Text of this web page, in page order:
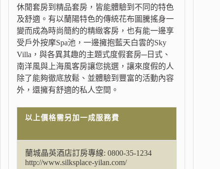
休閒套房到精品套房，皆能體驗到不同的特色
及舒適。有以蘭陽特色的傳統花布圖騰搖身一
變而成為時尚簡約的精緻客房，也有能一邊享
受戶外按摩Spa池，一邊擁抱藍天白雲的Sky
Villa，與各異其趣的主題式度假套房─日式、
南洋風與上海風客房讓您挑選，讓來度假的人
除了能夠徹底放鬆、並體驗到豐富的活動內容
外，還擁有舒適的私人空間。
以上價格需另加一成服務費
蘭城晶英酒店訂房專線: 0800-35-1234
http://www.silksplace-yilan.com/